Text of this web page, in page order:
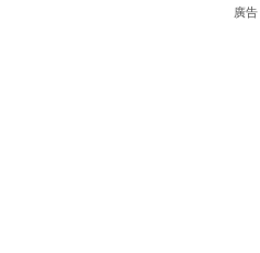
廣告